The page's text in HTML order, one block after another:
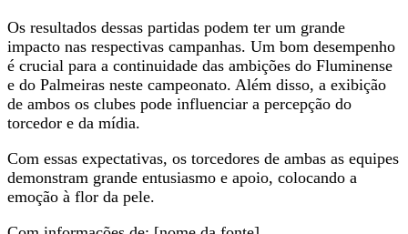
Os resultados dessas partidas podem ter um grande
impacto nas respectivas campanhas. Um bom desempenho
é crucial para a continuidade das ambições do Fluminense
e do Palmeiras neste campeonato. Além disso, a exibição
de ambos os clubes pode influenciar a percepção do
torcedor e da mídia.
Com essas expectativas, os torcedores de ambas as equipes
demonstram grande entusiasmo e apoio, colocando a
emoção à flor da pele.